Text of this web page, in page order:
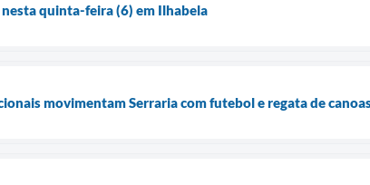
quinta-feira (6) em Ilhabela
movimentam Serraria com futebol e regata de